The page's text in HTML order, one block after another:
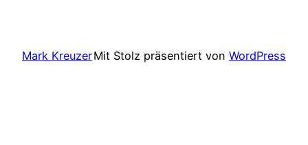
Mark KreuzerMit Stolz präsentiert von WordPress